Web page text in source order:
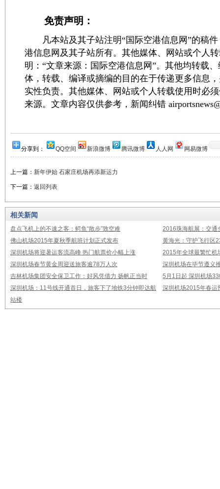
免责声明：
凡本站及其子站注明“国际空港信息网”的稿件
港信息网及其子站所有。其他媒体、网站或个人
明：“文章来源：国际空港信息网”。其他均转载
体，转载、编译或摘编的目的在于传递更多信息
实性负责。其他媒体、网站或个人转载使用时必
来源。文章内容仅供参考，新闻纠错
分享到： QQ空间 新浪微博 腾讯微博 人人网 网易微博
上一篇： 新年伊始 石家庄机场再添新运力
下一篇： 返回列表
相关新闻
盘点飞机上的不速之客：鳄鱼“散步”致空难
2016珠海航展：交通
佛山机场2015年夏秋季航班计划正式发布
黄海光：守护飞行区
深圳机场将迎暑运客流高峰 热门航票价小幅上涨
2015年全球最繁忙机
深圳机场春节黄金周迎送旅客逾78万人次
深圳机场在毕节遵义
吉林机场集团安全保卫工作：好风凭借力 扬帆正当时
5月1日起 深圳机场
深圳机场：11号线开通首日，旅客下了地铁3分钟即达航
站楼
深圳机场2015年春运